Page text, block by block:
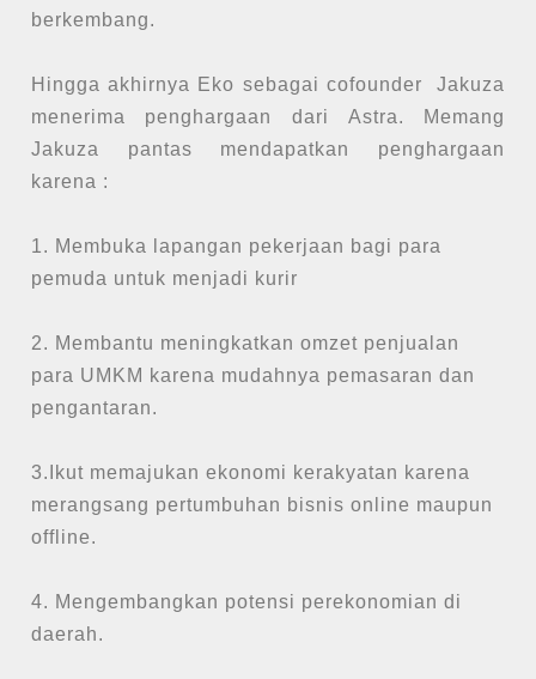
berkembang.
Hingga akhirnya Eko sebagai cofounder Jakuza
menerima penghargaan dari Astra. Memang
Jakuza pantas mendapatkan penghargaan
karena :
1. Membuka lapangan pekerjaan bagi para
pemuda untuk menjadi kurir
2. Membantu meningkatkan omzet penjualan
para UMKM karena mudahnya pemasaran dan
pengantaran.
3.Ikut memajukan ekonomi kerakyatan karena
merangsang pertumbuhan bisnis online maupun
offline.
4. Mengembangkan potensi perekonomian di
daerah.